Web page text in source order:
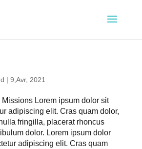
| 9,Avr, 2021
Missions Lorem ipsum dolor sit
adipiscing elit. Cras quam dolor,
fringilla, placerat rhoncus
dolor. Lorem ipsum dolor
adipiscing elit. Cras quam